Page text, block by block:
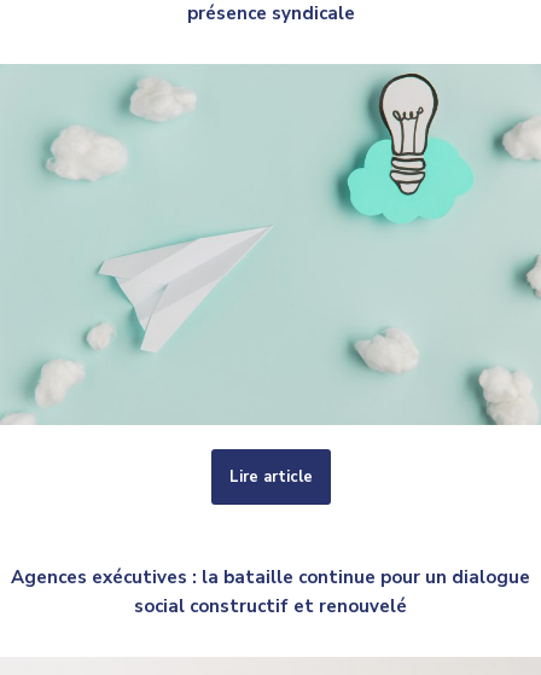
présence syndicale
Lire article
Agences exécutives : la bataille continue pour un dialogue
social constructif et renouvelé